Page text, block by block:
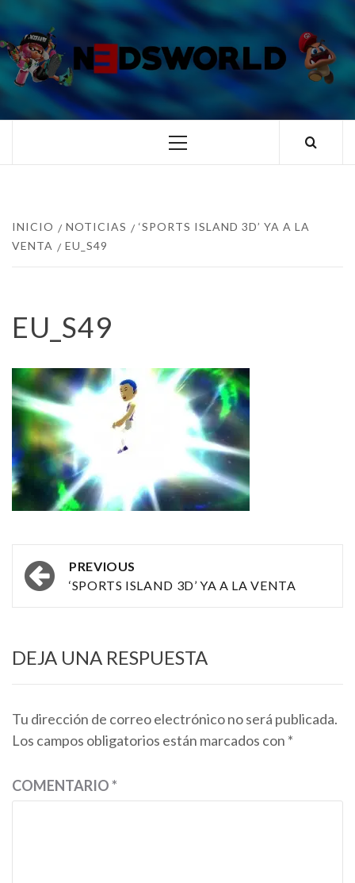
al
contenido
TUS ESPECIALISTAS EN NINTENDO
Menú
INICIO NOTICIAS
‘SPORTS ISLAND 3D’ YA A LA
VENTA
EU_S49
EU_S49
Post
navigation
PREVIOUS
‘SPORTS ISLAND 3D’ YA A LA VENTA
DEJA UNA RESPUESTA
Tu dirección de correo electrónico no será publicada.
Los campos obligatorios están marcados con *
COMENTARIO*